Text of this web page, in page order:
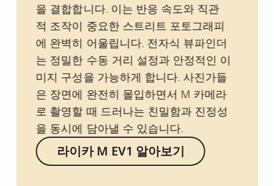
을 결합합니다. 이는 반응 속도와 직관
적 조작이 중요한 스트리트 포토그래피
에 완벽히 어울립니다. 전자식 뷰파인더
는 정밀한 수동 거리 설정과 안정적인 이
미지 구성을 가능하게 합니다. 사진가들
은 장면에 완전히 몰입하면서 M 카메라
로 촬영할 때 드러나는 친밀함과 진정성
을 동시에 담아낼 수 있습니다.
라이카 M EV1 알아보기